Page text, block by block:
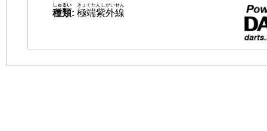
種類
しゅるい
: 極端紫外線
きょくたんしがいせん